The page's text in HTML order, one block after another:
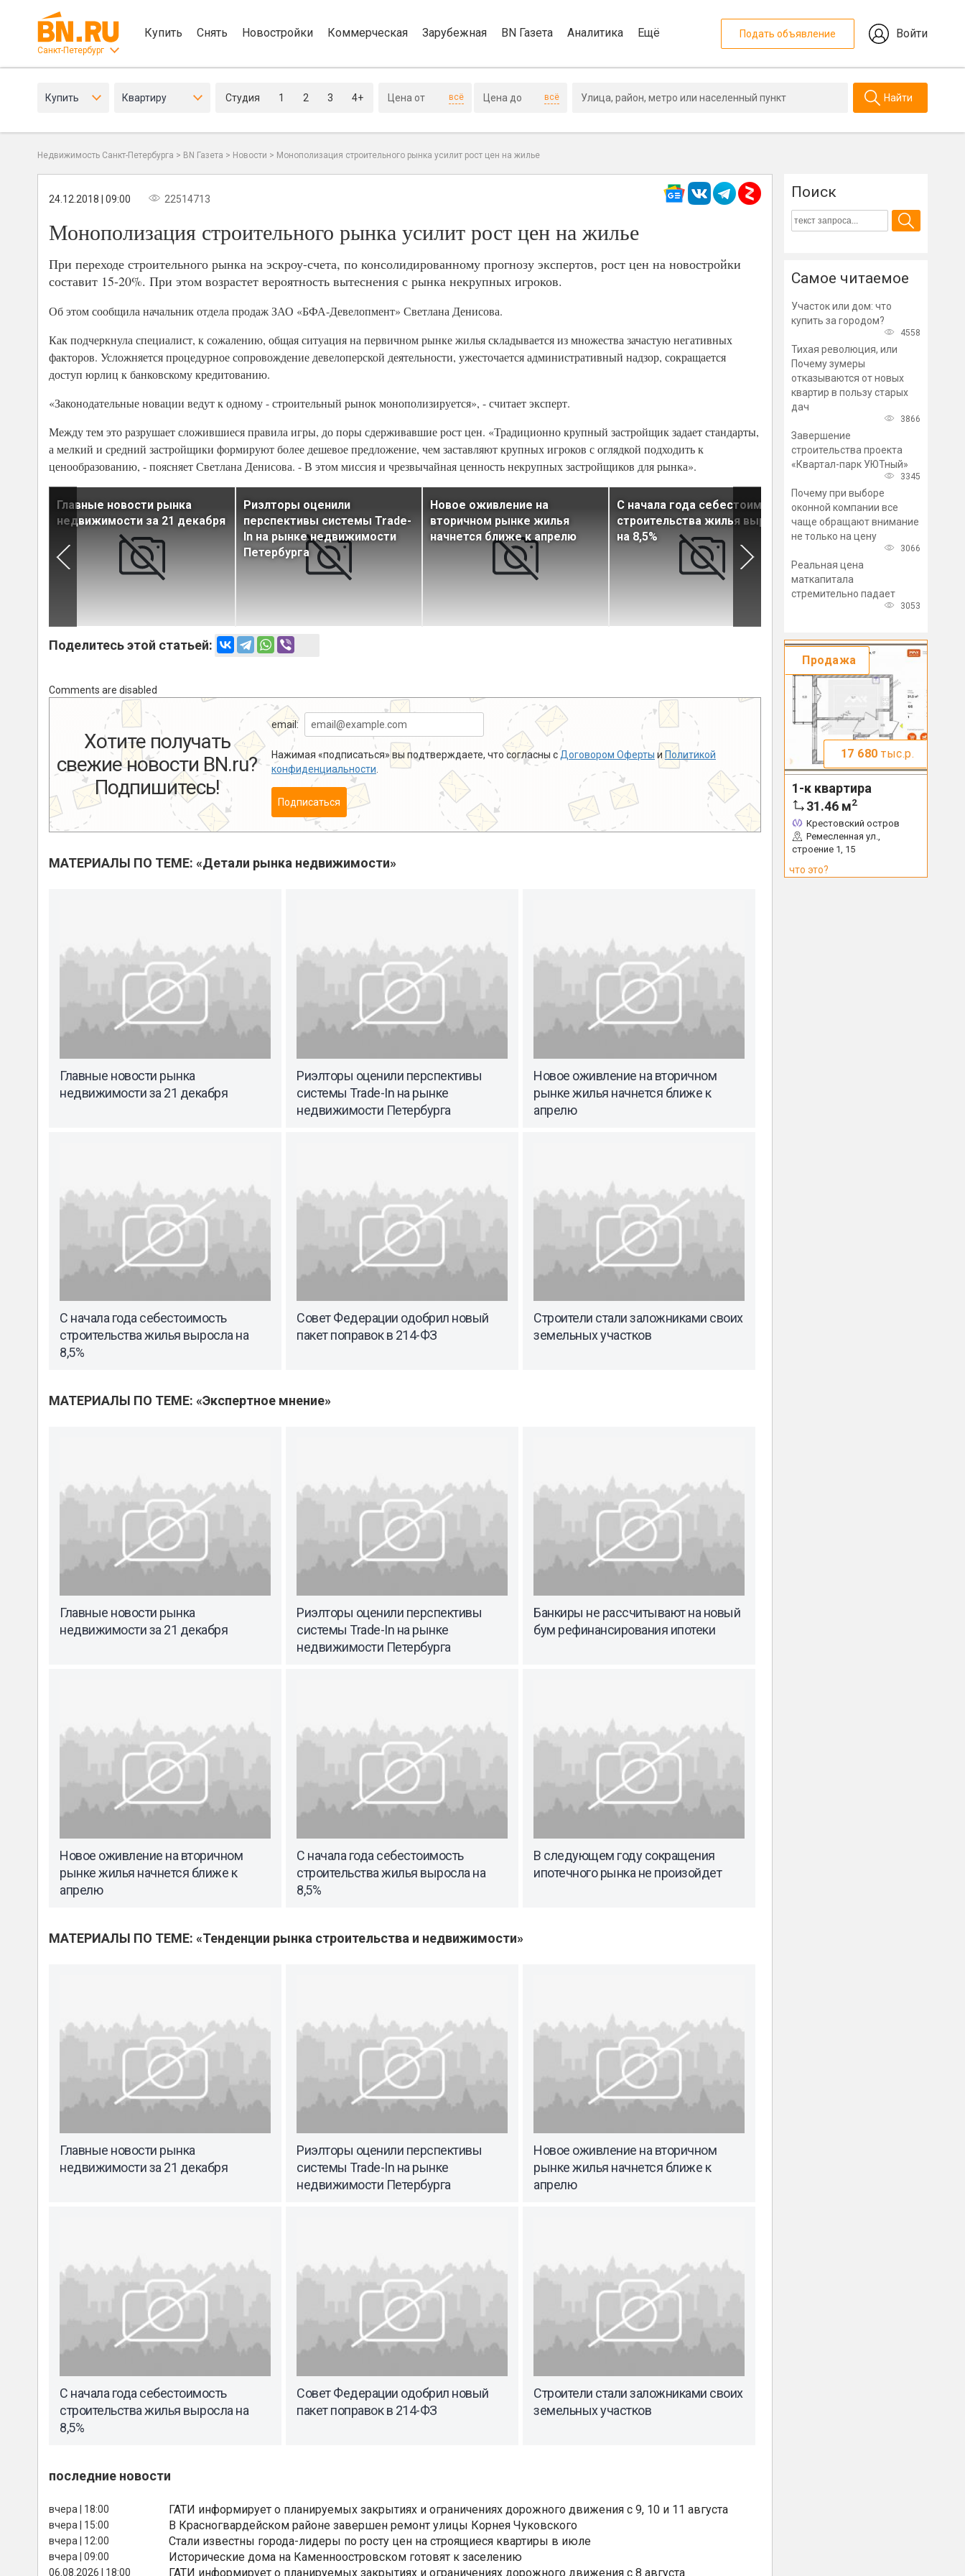
Санкт-Петербург
Купить Снять Новостройки Коммерческая Зарубежная BN Газета Аналитика Ещё Подать объявление Войти
Купить Квартиру Студия 1 2 3 4+ всё всё Найти
Недвижимость Санкт-Петербурга > BN Газета > Новости > Монополизация строительного рынка усилит рост цен на жилье
24.12.2018 | 09:00 22514713
Монополизация строительного рынка усилит рост цен на жилье
При переходе строительного рынка на эскроу-счета, по консолидированному прогнозу экспертов, рост цен на новостройки
составит 15-20%. При этом возрастет вероятность вытеснения с рынка некрупных игроков.
Об этом сообщила начальник отдела продаж ЗАО «БФА-Девелопмент» Светлана Денисова.
Как подчеркнула специалист, к сожалению, общая ситуация на первичном рынке жилья складывается из множества зачастую негативных
факторов. Усложняется процедурное сопровождение девелоперской деятельности, ужесточается административный надзор, сокращается
доступ юрлиц к банковскому кредитованию.
«Законодательные новации ведут к одному - строительный рынок монополизируется», - считает эксперт.
Между тем это разрушает сложившиеся правила игры, до поры сдерживавшие рост цен. «Традиционно крупный застройщик задает стандарты,
а мелкий и средний застройщики формируют более дешевое предложение, чем заставляют крупных игроков с оглядкой подходить к
ценообразованию, - поясняет Светлана Денисова. - В этом миссия и чрезвычайная ценность некрупных застройщиков для рынка».
Главные новости рынка
недвижимости за 21 декабря
Риэлторы оценили
перспективы системы Trade-
In на рынке недвижимости
Петербурга
Новое оживление на
вторичном рынке жилья
начнется ближе к апрелю
С начала года себестоимость
строительства жилья выросла
на 8,5%
Совет Федерации одобрил
новый пакет поправок в
ФЗ
Поделитесь этой статьей:
Comments are disabled
Хотите получать
свежие новости BN.ru?
Подпишитесь!
email:
Нажимая «подписаться» вы подтверждаете, что согласны с Договором Оферты и Политикой
конфиденциальности
Подписаться
МАТЕРИАЛЫ ПО ТЕМЕ: «Детали рынка недвижимости»
Главные новости рынка
недвижимости за 21 декабря
Риэлторы оценили перспективы
системы Trade-In на рынке
недвижимости Петербурга
Новое оживление на вторичном
рынке жилья начнется ближе к
апрелю
С начала года себестоимость
строительства жилья выросла на
8,5%
Совет Федерации одобрил новый
пакет поправок в 214-ФЗ
Строители стали заложниками своих
земельных участков
МАТЕРИАЛЫ ПО ТЕМЕ: «Экспертное мнение»
Главные новости рынка
недвижимости за 21 декабря
Риэлторы оценили перспективы
системы Trade-In на рынке
недвижимости Петербурга
Банкиры не рассчитывают на новый
бум рефинансирования ипотеки
Новое оживление на вторичном
рынке жилья начнется ближе к
апрелю
С начала года себестоимость
строительства жилья выросла на
8,5%
В следующем году сокращения
ипотечного рынка не произойдет
МАТЕРИАЛЫ ПО ТЕМЕ: «Тенденции рынка строительства и недвижимости»
Главные новости рынка
недвижимости за 21 декабря
Риэлторы оценили перспективы
системы Trade-In на рынке
недвижимости Петербурга
Новое оживление на вторичном
рынке жилья начнется ближе к
апрелю
С начала года себестоимость
строительства жилья выросла на
8,5%
Совет Федерации одобрил новый
пакет поправок в 214-ФЗ
Строители стали заложниками своих
земельных участков
последние новости
вчера | 18:00 ГАТИ информирует о планируемых закрытиях и ограничениях дорожного движения с 9, 10 и 11 августа
вчера | 15:00 В Красногвардейском районе завершен ремонт улицы Корнея Чуковского
вчера | 12:00 Стали известны города-лидеры по росту цен на строящиеся квартиры в июле
вчера | 09:00 Исторические дома на Каменноостровском готовят к заселению
06.08.2026 | 18:00 ГАТИ информирует о планируемых закрытиях и ограничениях дорожного движения с 8 августа
Поиск
Самое читаемое
Участок или дом: что
купить за городом?
4558
Тихая революция, или
Почему зумеры
отказываются от новых
квартир в пользу старых
дач
3866
Завершение
строительства проекта
«Квартал-парк УЮТный»
3345
Почему при выборе
оконной компании все
чаще обращают внимание
не только на цену
3066
Реальная цена
маткапитала
стремительно падает
3053
Продажа
17 680 тыс.р.
1-к квартира
31.46 м2
Крестовский остров
Ремесленная ул.,
строение 1, 15
что это?